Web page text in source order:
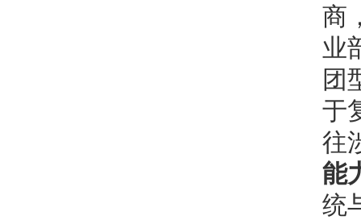
商
业
团
于
往
能
统